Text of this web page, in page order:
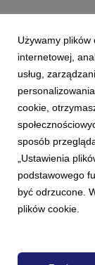
Używamy plików
internetowej,
usług,
cookie,
sposób
„Ustawienia
podstawowego
być odrzucone.
plików cookie.